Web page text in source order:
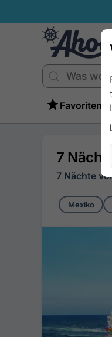
Favoriten
7
7 Nächte
Mexiko